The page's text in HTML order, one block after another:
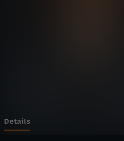
t
Details